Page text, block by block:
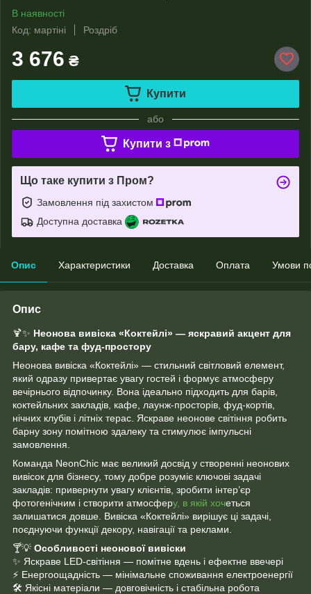
В наявності
Код: мартіні
Роздріб
3 676 ₴
Купити
або
Купити з
Що таке купити з Пром?
Замовлення під захистом
Доступна доставка
Опис Характеристики Доставка Оплата Умови
Опис
🍹✨ Неонова вивіска «Коктейлі» — яскравий акцент для
бару, кафе та фуд-простору
Неонова вивіска «Коктейлі» — стильний світловий елемент,
який одразу привертає увагу гостей і формує атмосферу
вечірнього відпочинку. Вона ідеально підходить для барів,
коктейльних закладів, кафе, лаунж-просторів, фуд-кортів,
нічних клубів і літніх терас. Яскраве неонове світіння робить
барну зону помітною здалеку та стимулює імпульсні
замовлення.
Команда NeonChic має великий досвід у створенні неонових
вивісок для бізнесу, тому добре розуміє ключові задачі
закладів: привернути увагу клієнтів, зробити інтер’єр
фотогенічним і створити атмосферу, в якій хочеться
залишатися довше. Вивіска «Коктейлі» вирішує ці задачі,
поєднуючи функції декору, навігації та реклами.
🍸💡 Особливості неонової вивіски
✨ Яскраве LED-світіння — помітне вдень і ефектне ввечері
⚡ Енергоощадність — мінімальне споживання електроенергії
🛠 Якісні матеріали — довговічність і стабільна робота